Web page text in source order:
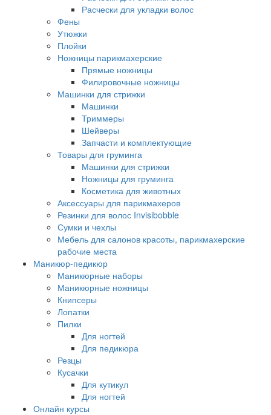
Расчески для укладки волос
Фены
Утюжки
Плойки
Ножницы парикмахерские
Прямые ножницы
Филировочные ножницы
Машинки для стрижки
Машинки
Триммеры
Шейверы
Запчасти и комплектующие
Товары для груминга
Машинки для стрижки
Ножницы для груминга
Косметика для животных
Аксессуары для парикмахеров
Резинки для волос Invisibobble
Сумки и чехлы
Мебель для салонов красоты, парикмахерские
рабочие места
Маникюр-педикюр
Маникюрные наборы
Маникюрные ножницы
Книпсеры
Лопатки
Пилки
Для ногтей
Для педикюра
Резцы
Кусачки
Для кутикул
Для ногтей
Онлайн курсы